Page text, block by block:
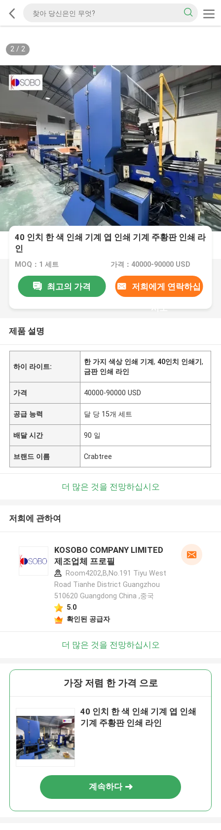
2/ 2
40 인치 한 색 인쇄 기계 엽 인쇄 기계 주황판 인쇄 라
인
MOQ：1 세트 가격：40000-90000 USD
최고의 가격 저희에게 연락하십
시오
제품 설명
하이 라이트:
한 가지 색상 인쇄 기계,40인치 인쇄기,
금판 인쇄 라인
가격 40000-90000 USD
공급 능력 달 당 15개 세트
배달 시간 90 일
브랜드 이름 Crabtree
더 많은 것을 전망하십시오
저희에 관하여
KOSOBO COMPANY LIMITED
제조업체 프로필
Room4202,B,No.191 Tiyu West
Road Tianhe District Guangzhou
510620 Guangdong China ,중국
5.0
확인된 공급자
더 많은 것을 전망하십시오
가장 저렴 한 가격 으로
40 인치 한 색 인쇄 기계 엽 인쇄
기계 주황판 인쇄 라인
계속하다